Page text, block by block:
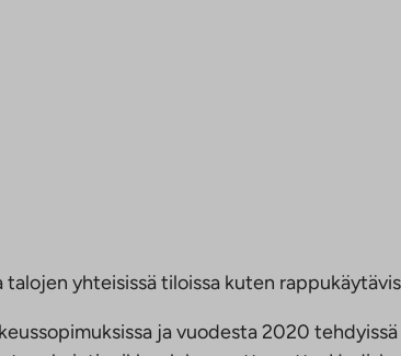
yhteisissä tiloissa kuten
ja vuodesta 2020